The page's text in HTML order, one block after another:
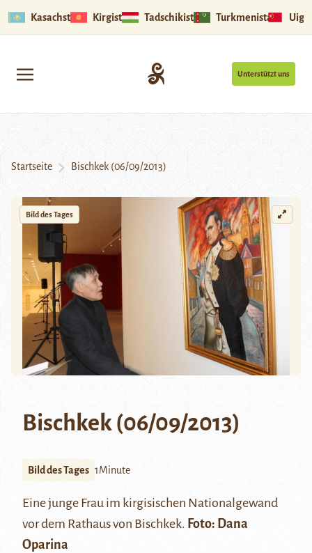
Kasachstan Kirgistan Tadschikistan Turkmenistan
Unterstützt uns
Startseite Bischkek (06/09/2013)
Bild des Tages
Bischkek (06/09/2013)
Bild des Tages 1Minute
Eine junge Frau im kirgisischen Nationalgewand
vor dem Rathaus von Bischkek. Foto: Dana
Oparina